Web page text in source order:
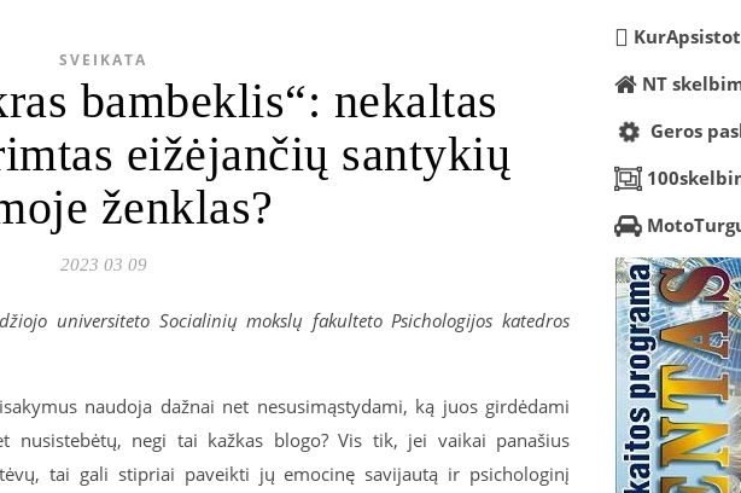
SVEIKATA
bambeklis“: nekaltas
eižėjančių santykių
ženklas?
2023 03 09
universiteto Socialinių mokslų fakulteto Psichologijos katedros
naudoja dažnai net nesusimąstydami, ką juos girdėdami
nusistebėtų, negi tai kažkas blogo? Vis tik, jei vaikai panašius
tai gali stipriai paveikti jų emocinę savijautą ir psichologinį
NT
Geros